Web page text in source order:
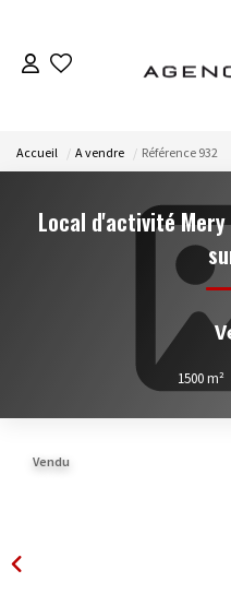
Accueil A vendre Référence 932
Local d'activité Mery
1500m²
Vendu